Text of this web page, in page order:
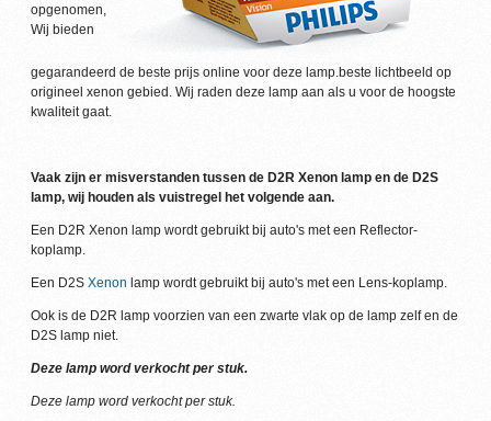
opgenomen,
Wij bieden
gegarandeerd de beste prijs online voor deze lamp.beste lichtbeeld op
origineel xenon gebied. Wij raden deze lamp aan als u voor de hoogste
kwaliteit gaat.
Vaak zijn er misverstanden tussen de D2R Xenon lamp en de D2S
lamp, wij houden als vuistregel het volgende aan.
Een D2R Xenon lamp wordt gebruikt bij auto's met een Reflector-
koplamp.
Een D2SXenon lamp wordt gebruikt bij auto's met een Lens-koplamp.
Ook is de D2R lamp voorzien van een zwarte vlak op de lamp zelf en de
D2S lamp niet.
Deze lamp word verkocht per stuk.
Deze lamp word verkocht per stuk.